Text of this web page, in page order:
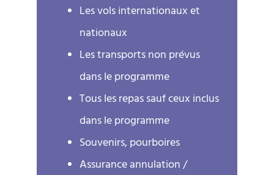
Les vols internationaux et
nationaux
Les transports non prévus
dans le programme
Tous les repas sauf ceux inclus
dans le programme
Souvenirs, pourboires
Assurance annulation /